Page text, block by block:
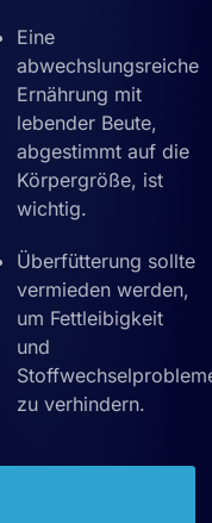
Eine
abwechslungsreiche
Ernährung mit
lebender Beute,
abgestimmt auf die
Körpergröße, ist
wichtig.
Überfütterung sollte
vermieden werden,
um Fettleibigkeit
und
zu verhindern.